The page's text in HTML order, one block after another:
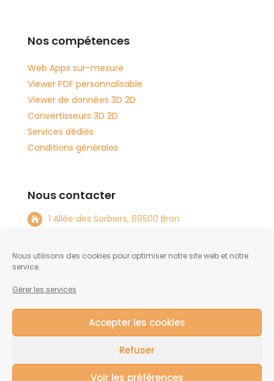
Nous utilisons des cookies pour optimiser notre site web et notre
service.
Gérer les services
Accepter les cookies
Refuser
Voir les préférences
Nos compétences
Web Apps sur-mesure
Viewer PDF personnalisable
Viewer de données 3D 2D
Convertisseurs 3D 2D
Services dédiés
Conditions générales
Nous contacter
 1 Allée des Sorbiers, 69500 Bron
 info@tftlabs.com